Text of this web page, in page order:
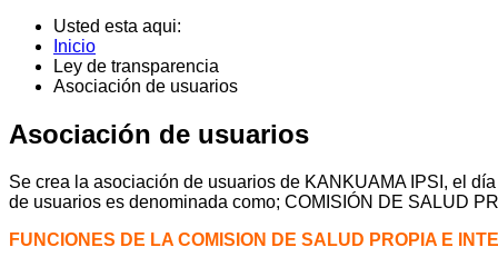
Usted esta aqui:
Inicio
Ley de transparencia
Asociación de usuarios
Asociación de usuarios
Se crea la asociación de usuarios de KANKUAMA IPSI, el
de usuarios es denominada como; COMISIÓN DE SALUD
FUNCIONES DE LA COMISION DE SALUD PROPIA E